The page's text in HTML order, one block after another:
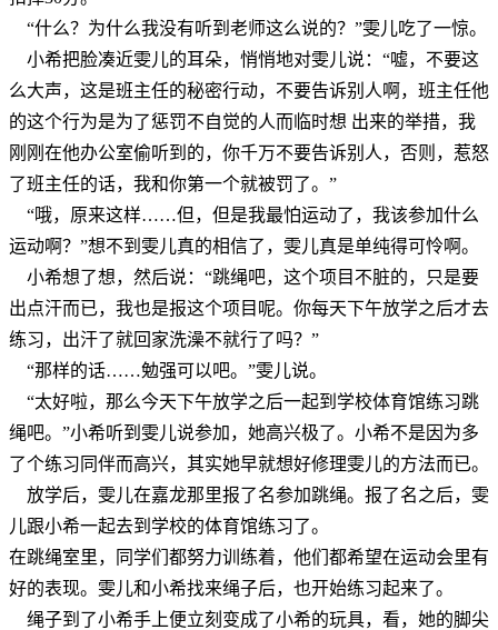
“什么？为什么我没有听到老师这么说的？”雯儿吃了一惊。
小希把脸凑近雯儿的耳朵，悄悄地对雯儿说：“嘘，不要这
么大声，这是班主任的秘密行动，不要告诉别人啊，班主任他
的这个行为是为了惩罚不自觉的人而临时想 出来的举措，我
刚刚在他办公室偷听到的，你千万不要告诉别人，否则，惹怒
了班主任的话，我和你第一个就被罚了。”
“哦，原来这样……但，但是我最怕运动了，我该参加什么
运动啊？”想不到雯儿真的相信了，雯儿真是单纯得可怜啊。
小希想了想，然后说：“跳绳吧，这个项目不脏的，只是要
出点汗而已，我也是报这个项目呢。你每天下午放学之后才去
练习，出汗了就回家洗澡不就行了吗？”
“那样的话……勉强可以吧。”雯儿说。
“太好啦，那么今天下午放学之后一起到学校体育馆练习跳
绳吧。”小希听到雯儿说参加，她高兴极了。小希不是因为多
了个练习同伴而高兴，其实她早就想好修理雯儿的方法而已。
放学后，雯儿在嘉龙那里报了名参加跳绳。报了名之后，雯
儿跟小希一起去到学校的体育馆练习了。
在跳绳室里，同学们都努力训练着，他们都希望在运动会里有
好的表现。雯儿和小希找来绳子后，也开始练习起来了。
绳子到了小希手上便立刻变成了小希的玩具，看，她的脚尖